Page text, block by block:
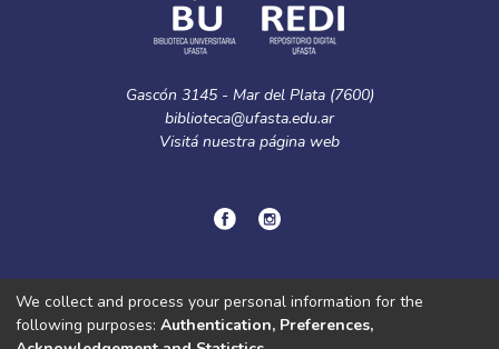
Gascón 3145 - Mar del Plata (7600)
biblioteca@ufasta.edu.ar
Visitá nuestra página web
© Copyright2024.Política de privacidad.
We collect and process your personal information for the
following purposes: Authentication, Preferences,